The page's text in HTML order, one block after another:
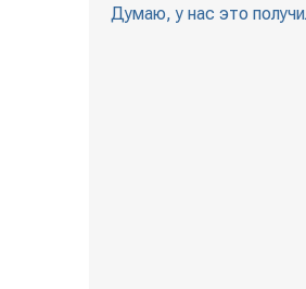
Думаю, у нас это